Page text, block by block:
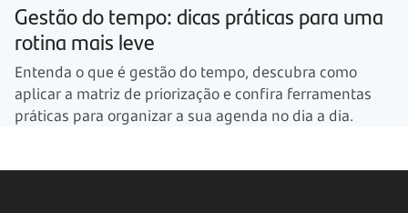
Gestão do tempo: dicas práticas para uma
rotina mais leve
Entenda o que é gestão do tempo, descubra como
aplicar a matriz de priorização e confira ferramentas
práticas para organizar a sua agenda no dia a dia.